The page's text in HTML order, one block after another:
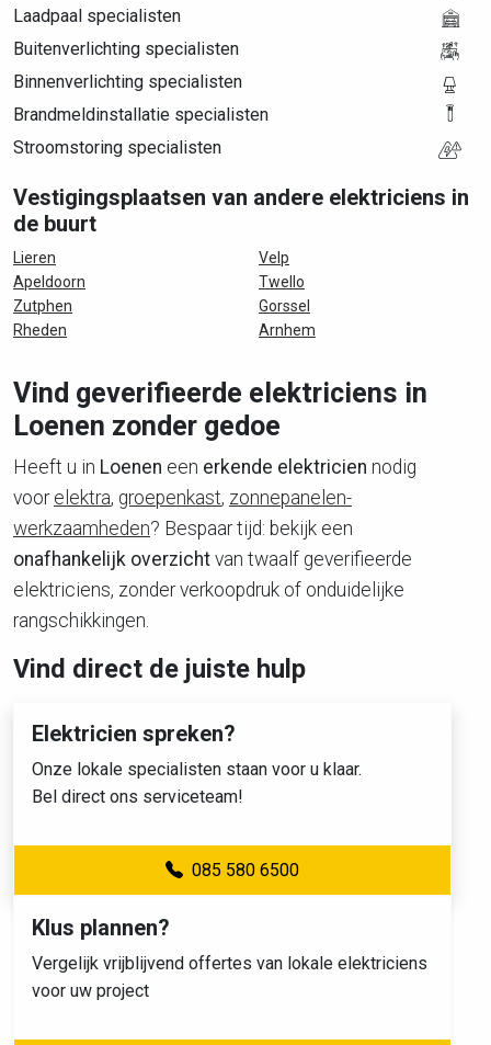
Laadpaal specialisten
Buitenverlichting specialisten
Binnenverlichting specialisten
Brandmeldinstallatie specialisten
Stroomstoring specialisten
Vestigingsplaatsen van andere elektriciens in
de buurt
Lieren
Apeldoorn
Zutphen
Rheden
Velp
Twello
Gorssel
Arnhem
Vind geverifieerde elektriciens in
Loenen zonder gedoe
Heeft u in Loenen een erkende elektricien nodig
voor elektra, groepenkast, zonnepanelen-
werkzaamheden? Bespaar tijd: bekijk een
onafhankelijk overzicht van twaalf geverifieerde
elektriciens, zonder verkoopdruk of onduidelijke
rangschikkingen.
Vind direct de juiste hulp
Elektricien spreken?
Onze lokale specialisten staan voor u klaar.
Bel direct ons serviceteam!
085 580 6500
Klus plannen?
Vergelijk vrijblijvend offertes van lokale elektriciens
voor uw project